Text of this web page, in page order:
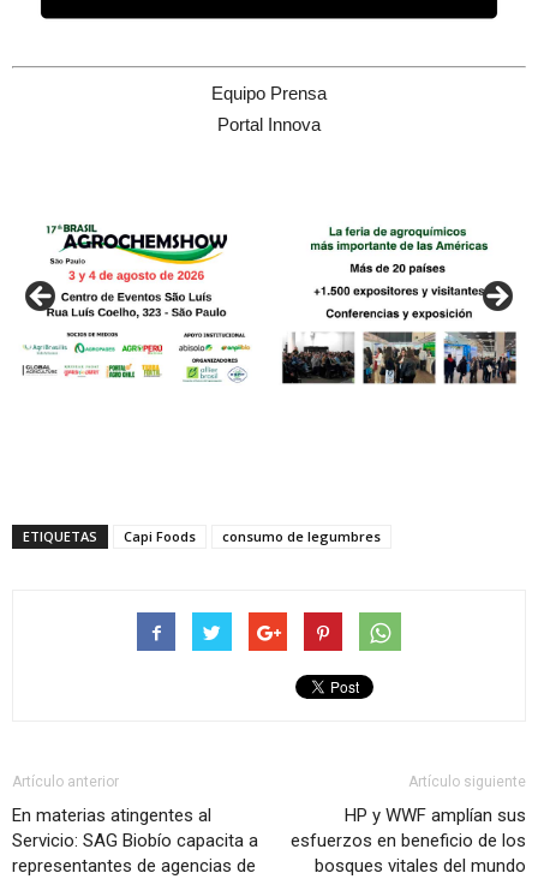
Equipo Prensa
Portal Innova
ETIQUETAS Capi Foods consumo de legumbres
Artículo anterior
En materias atingentes al
Servicio: SAG Biobío capacita a
representantes de agencias de
Artículo siguiente
HP y WWF amplían sus
esfuerzos en beneficio de los
bosques vitales del mundo